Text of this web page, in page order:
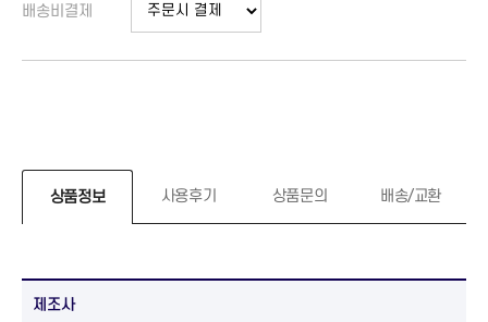
배송비결제
상품정보 사용후기 상품문의 배송/교환
제조사